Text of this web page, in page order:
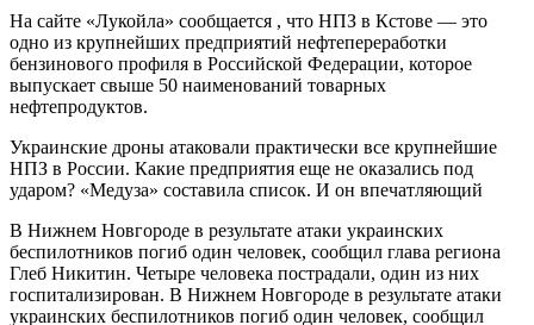
На сайте «Лукойла» сообщается , что НПЗ в Кстове — это
одно из крупнейших предприятий нефтепереработки
бензинового профиля в Российской Федерации, которое
выпускает свыше 50 наименований товарных
нефтепродуктов.
Украинские дроны атаковали практически все крупнейшие
НПЗ в России. Какие предприятия еще не оказались под
ударом? «Медуза» составила список. И он впечатляющий
В Нижнем Новгороде в результате атаки украинских
беспилотников погиб один человек, сообщил глава региона
Глеб Никитин. Четыре человека пострадали, один из них
госпитализирован. В Нижнем Новгороде в результате атаки
украинских беспилотников погиб один человек, сообщил